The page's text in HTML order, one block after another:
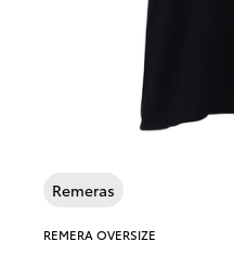
Remeras
REMERA OVERSIZE